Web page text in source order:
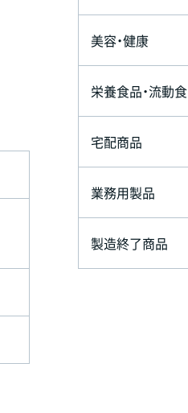
美容・健康
栄養食品・流動食
宅配商品
業務用製品
製造終了商品